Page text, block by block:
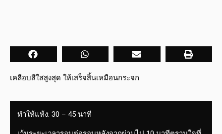
เคลือบสีใสสูงสุด ให้เสร็จสิ้นเหมือนกระจก
ทำให้แห้ง: 30 – 45 นาที